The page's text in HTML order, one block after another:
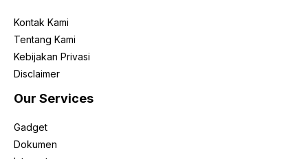
Kontak Kami
Tentang Kami
Kebijakan Privasi
Disclaimer
Our Services
Gadget
Dokumen